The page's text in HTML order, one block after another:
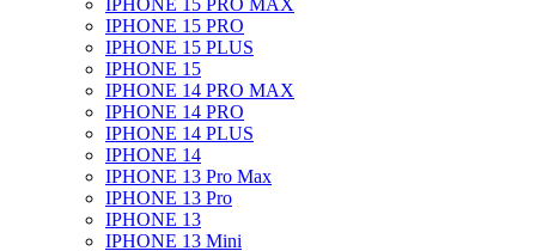
IPHONE 15 PRO MAX
IPHONE 15 PRO
IPHONE 15 PLUS
IPHONE 15
IPHONE 14 PRO MAX
IPHONE 14 PRO
IPHONE 14 PLUS
IPHONE 14
IPHONE 13 Pro Max
IPHONE 13 Pro
IPHONE 13
IPHONE 13 Mini